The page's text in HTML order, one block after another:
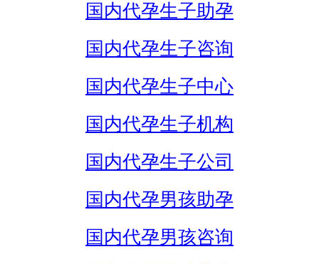
国内代孕生子助孕
国内代孕生子咨询
国内代孕生子中心
国内代孕生子机构
国内代孕生子公司
国内代孕男孩助孕
国内代孕男孩咨询